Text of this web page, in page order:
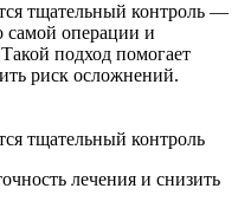
тщательный контроль —
самой операции и
подход помогает
риск осложнений.
тщательный контроль
лечения и снизить